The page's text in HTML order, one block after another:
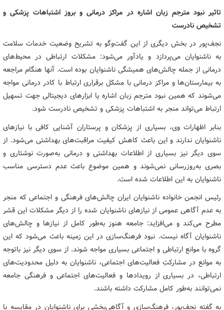
تاثیر نبود مترجم زبان اشاره در مراکز درمانی و بروز اشتباهات پزشکی و
تشخیص نادرست
نجف‌پور در بخش دیگری از این گفت‌وگو به تشریح وضعیت خدمات سلامت
به ناشنوایان می‌پردازد و یادآور می‌شود: مشکلات ارتباطی در محیط‌های
درمانی از جمله چالش‌های همیشگی ناشنوایان بوده است. آنها هنگام مراجعه
به بیمارستان‌ها و مراکز درمانی با مشکل برقراری ارتباط با کادر درمانی مواجه
می‌شوند که همین نبود مترجم زبان اشاره یا ابزارهای دیجیتالی جهت تسهیل
ارتباط می‌تواند منجر به اشتباهات پزشکی و تشخیص نادرست شود.
بنابر اظهارات وی، بسیاری از پزشکان و پرستاران آشنایی کافی با نیازهای
ناشنوایان ندارند و این باعث کاهش کیفیت مراقبت‌های بهداشتی می‌شود. از
سوی دیگر نیز بسیاری از اطلاعات بهداشتی و درمانی به‌صورت نوشتاری و
بصری به‌روزرسانی نمی‌شوند و همین موضوع باعث عدم دسترسی مناسب
ناشنوایان به این اطلاعات شده است.
رئیس انجمن خانواده ناشنوایان ایران چالش‌های فرهنگی و اجتماعی که منجر
به عدم آگاهی عمومی از نیازهای ناشنوایان شده را از دیگر مشکلات این قشر
مطرح می‌کند و می‌افزاید: جامعه هنوز به‌طور کامل از نیازها و چالش‌های
ناشنوایان آگاه نیست. نبود فرهنگ‌سازی در این زمینه باعث می‌شود که این
گروه با موانع ارتباطی و اجتماعی بسیاری مواجه شوند. از سوی دیگر نیز باتوجه
به موانع در مشارکتِ فعالیت‌های اجتماعی، ناشنوایان به دلیل محدودیت‌های
ارتباطی، در بسیاری از رویدادها و فعالیت‌های اجتماعی و فرهنگی جامعه
نمی‌توانند به‌طور کامل مشارکت داشته باشند.
به گفته نجف‌پور، فرهنگ‌سازی و آگاهی‌بخشی برای ناشنوایان در مقایسه با